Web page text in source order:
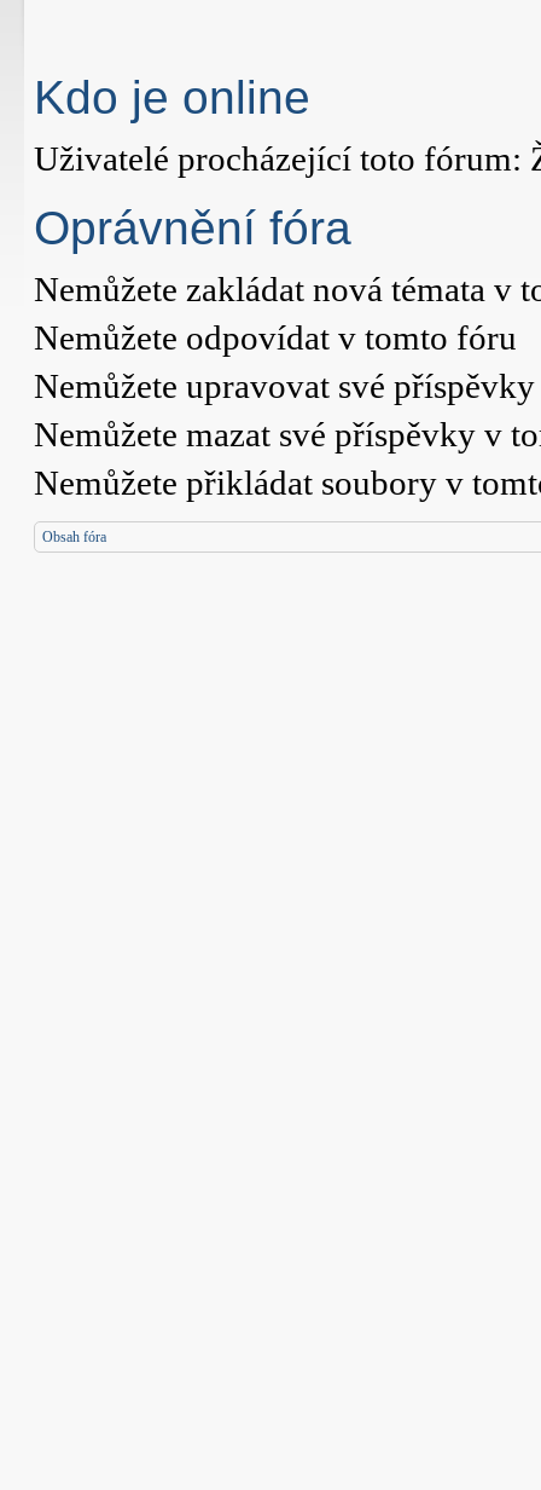
Kdo je online
Uživatelé procházející toto fórum:
Oprávnění fóra
Nemůžete zakládat nová témata v
Nemůžete odpovídat v tomto fóru
Nemůžete upravovat své
Nemůžete mazat své příspěvky v
Nemůžete přikládat soubory v
Obsah fóra